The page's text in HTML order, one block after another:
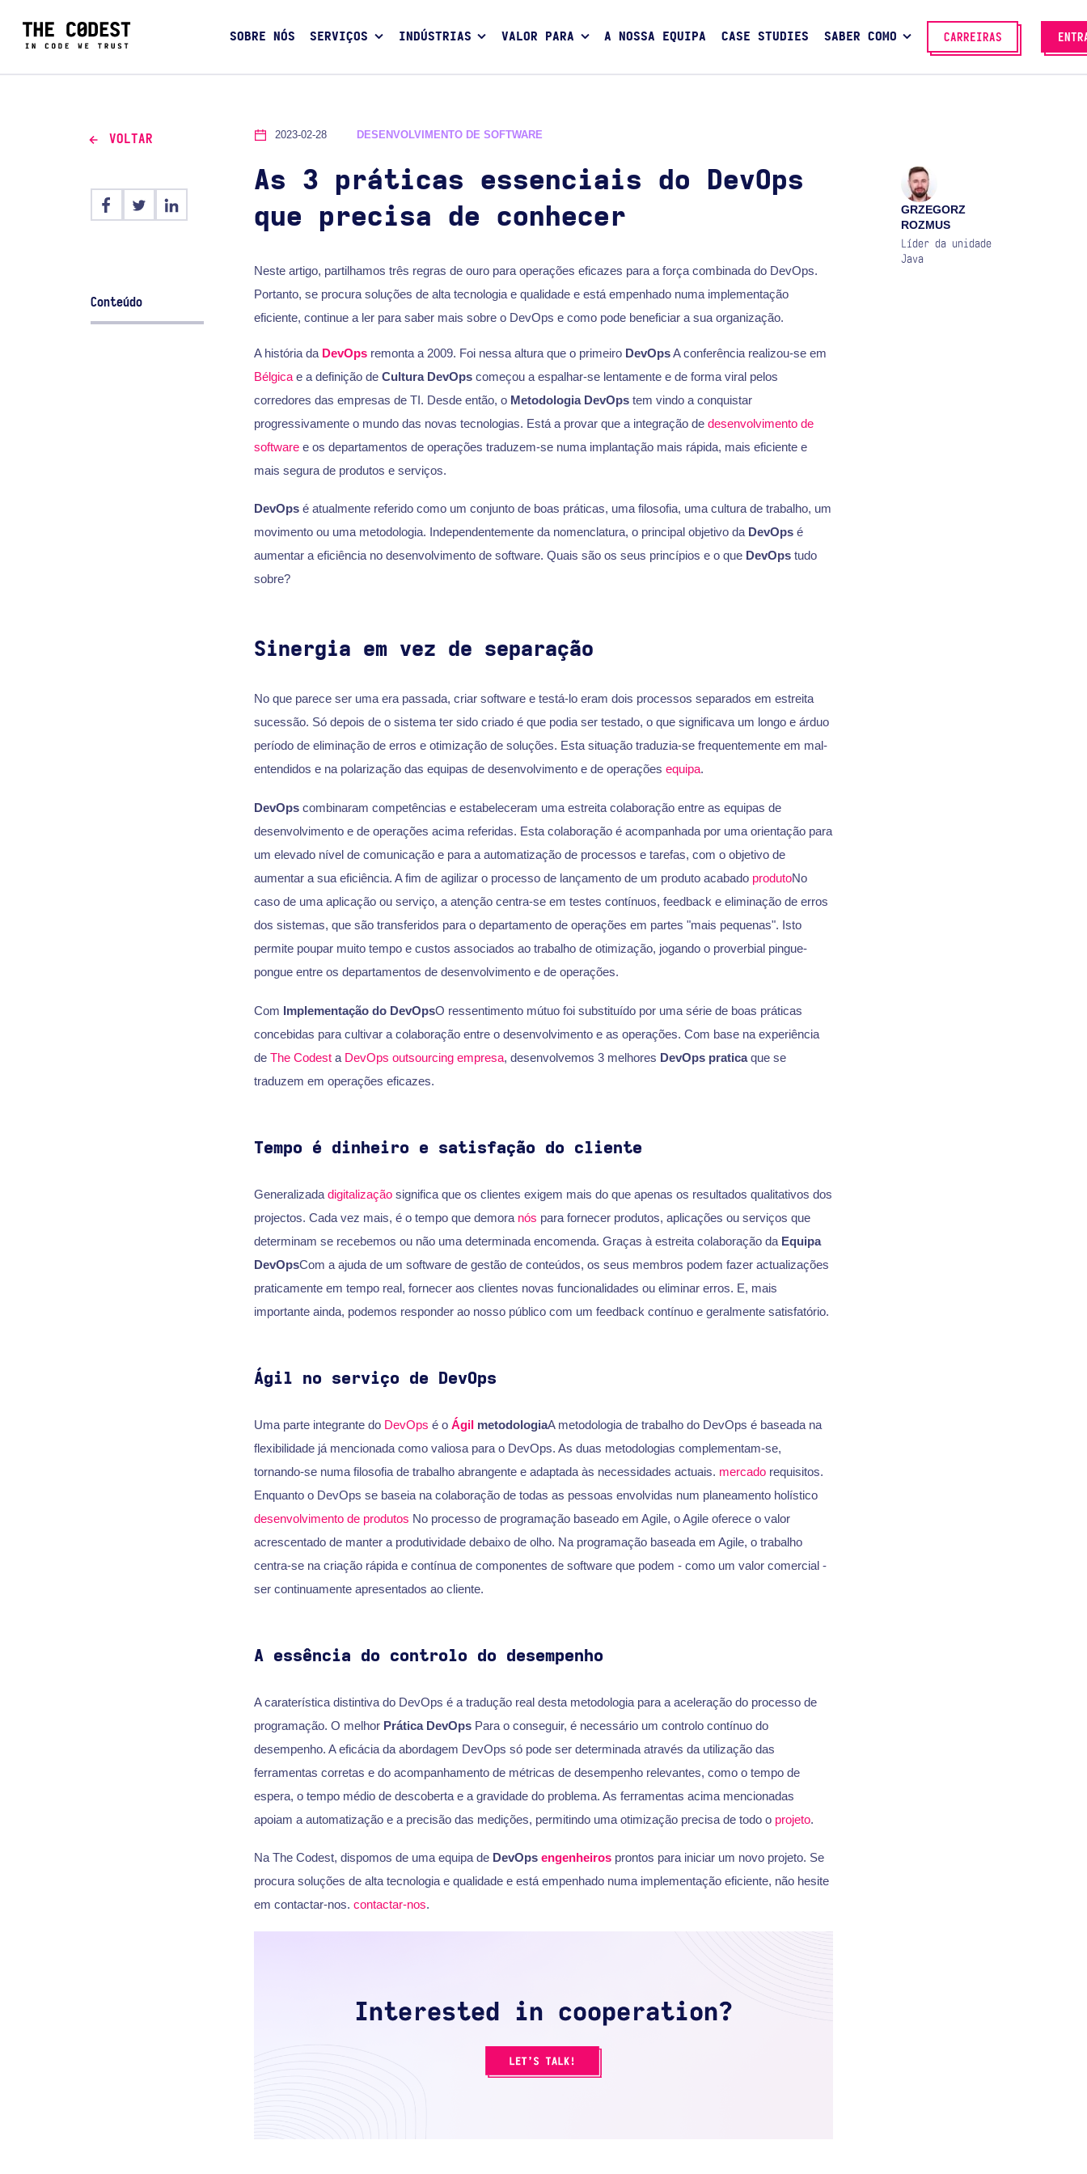
SOBRE NÓS SERVIÇOS INDÚSTRIAS VALOR PARA A NOSSA EQUIPA CASE STUDIES SABER COMO CARREIRAS
VOLTAR
Conteúdo
2023-02-28 DESENVOLVIMENTO DE SOFTWARE
As 3 práticas essenciais do DevOps
que precisa de conhecer
GRZEGORZ
ROZMUS
Líder da unidade
Java
Neste artigo, partilhamos três regras de ouro para operações eficazes para a força combinada do DevOps.
Portanto, se procura soluções de alta tecnologia e qualidade e está empenhado numa implementação
eficiente, continue a ler para saber mais sobre o DevOps e como pode beneficiar a sua organização.
A história da DevOpsremonta a 2009. Foi nessa altura que o primeiro DevOpsA conferência realizou-se em
Bélgicae a definição de Cultura DevOpscomeçou a espalhar-se lentamente e de forma viral pelos
corredores das empresas de TI. Desde então, o Metodologia DevOpstem vindo a conquistar
progressivamente o mundo das novas tecnologias. Está a provar que a integração de desenvolvimento de
softwaree os departamentos de operações traduzem-se numa implantação mais rápida, mais eficiente e
mais segura de produtos e serviços.
DevOpsé atualmente referido como um conjunto de boas práticas, uma filosofia, uma cultura de trabalho, um
movimento ou uma metodologia. Independentemente da nomenclatura, o principal objetivo da DevOpsé
aumentar a eficiência no desenvolvimento de software. Quais são os seus princípios e o que DevOpstudo
sobre?
Sinergia em vez de separação
No que parece ser uma era passada, criar software e testá-lo eram dois processos separados em estreita
sucessão. Só depois de o sistema ter sido criado é que podia ser testado, o que significava um longo e árduo
período de eliminação de erros e otimização de soluções. Esta situação traduzia-se frequentemente em mal-
entendidos e na polarização das equipas de desenvolvimento e de operações equipa.
DevOpscombinaram competências e estabeleceram uma estreita colaboração entre as equipas de
desenvolvimento e de operações acima referidas. Esta colaboração é acompanhada por uma orientação para
um elevado nível de comunicação e para a automatização de processos e tarefas, com o objetivo de
aumentar a sua eficiência. A fim de agilizar o processo de lançamento de um produto acabado produtoNo
caso de uma aplicação ou serviço, a atenção centra-se em testes contínuos, feedback e eliminação de erros
dos sistemas, que são transferidos para o departamento de operações em partes "mais pequenas". Isto
permite poupar muito tempo e custos associados ao trabalho de otimização, jogando o proverbial pingue-
pongue entre os departamentos de desenvolvimento e de operações.
Com Implementação do DevOpsO ressentimento mútuo foi substituído por uma série de boas práticas
concebidas para cultivar a colaboração entre o desenvolvimento e as operações. Com base na experiência
de The Codesta DevOps outsourcing empresa, desenvolvemos 3 melhores DevOps praticaque se
traduzem em operações eficazes.
Tempo é dinheiro e satisfação do cliente
Generalizada digitalizaçãosignifica que os clientes exigem mais do que apenas os resultados qualitativos dos
projectos. Cada vez mais, é o tempo que demora nós para fornecer produtos, aplicações ou serviços que
determinam se recebemos ou não uma determinada encomenda. Graças à estreita colaboração da Equipa
DevOpsCom a ajuda de um software de gestão de conteúdos, os seus membros podem fazer actualizações
praticamente em tempo real, fornecer aos clientes novas funcionalidades ou eliminar erros. E, mais
importante ainda, podemos responder ao nosso público com um feedback contínuo e geralmente satisfatório.
Ágil no serviço de DevOps
Uma parte integrante do DevOps é o ÁgilmetodologiaA metodologia de trabalho do DevOps é baseada na
flexibilidade já mencionada como valiosa para o DevOps. As duas metodologias complementam-se,
tornando-se numa filosofia de trabalho abrangente e adaptada às necessidades actuais. mercadorequisitos.
Enquanto o DevOps se baseia na colaboração de todas as pessoas envolvidas num planeamento holístico
desenvolvimento de produtos No processo de programação baseado em Agile, o Agile oferece o valor
acrescentado de manter a produtividade debaixo de olho. Na programação baseada em Agile, o trabalho
centra-se na criação rápida e contínua de componentes de software que podem - como um valor comercial -
ser continuamente apresentados ao cliente.
A essência do controlo do desempenho
A caraterística distintiva do DevOps é a tradução real desta metodologia para a aceleração do processo de
programação. O melhor Prática DevOpsPara o conseguir, é necessário um controlo contínuo do
desempenho. A eficácia da abordagem DevOps só pode ser determinada através da utilização das
ferramentas corretas e do acompanhamento de métricas de desempenho relevantes, como o tempo de
espera, o tempo médio de descoberta e a gravidade do problema. As ferramentas acima mencionadas
apoiam a automatização e a precisão das medições, permitindo uma otimização precisa de todo o projeto.
Na The Codest, dispomos de uma equipa de DevOps engenheirosprontos para iniciar um novo projeto. Se
procura soluções de alta tecnologia e qualidade e está empenhado numa implementação eficiente, não hesite
em contactar-nos. contactar-nos.